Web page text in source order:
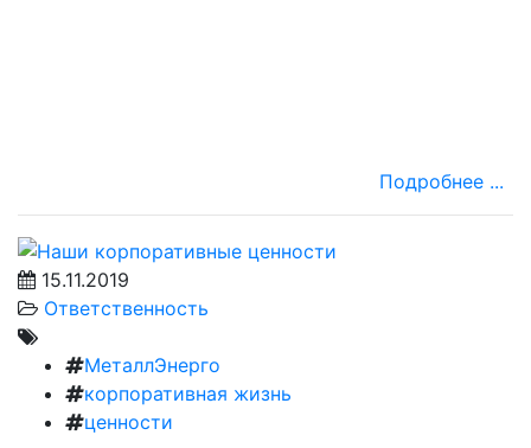
Подробнее ...
15.11.2019
Ответственность
МеталлЭнерго
корпоративная жизнь
ценности